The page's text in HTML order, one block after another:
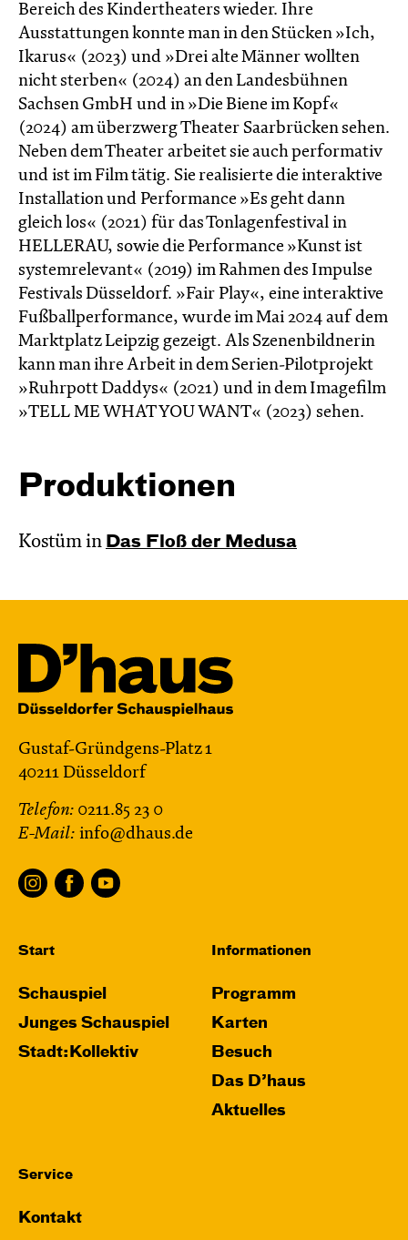
Bereich des Kindertheaters wieder. Ihre
Ausstattungen konnte man in den Stücken »Ich,
Ikarus« (2023) und »Drei alte Männer wollten
nicht sterben« (2024) an den Landesbühnen
Sachsen GmbH und in »Die Biene im Kopf«
(2024) am überzwerg Theater Saarbrücken sehen.
Neben dem Theater arbeitet sie auch performativ
und ist im Film tätig. Sie realisierte die interaktive
Installation und Performance »Es geht dann
gleich los« (2021) für das Tonlagenfestival in
HELLERAU, sowie die Performance »Kunst ist
systemrelevant« (2019) im Rahmen des Impulse
Festivals Düsseldorf. »Fair Play«, eine interaktive
Fußballperformance, wurde im Mai 2024 auf dem
Marktplatz Leipzig gezeigt. Als Szenenbildnerin
kann man ihre Arbeit in dem Serien-Pilotprojekt
»Ruhrpott Daddys« (2021) und in dem Imagefilm
»TELL ME WHAT YOU WANT« (2023) sehen.
Produktionen
Kostüm in Das Floß der Medusa
Gustaf-Gründgens-Platz 1
40211 Düsseldorf
Telefon: 0211.85 23 0
E-Mail: info@dhaus.de
Start
Schauspiel
Junges Schauspiel
Stadt:Kollektiv
Informationen
Programm
Karten
Besuch
Das D’haus
Aktuelles
Service
Kontakt